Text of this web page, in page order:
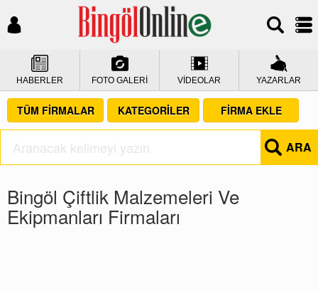
HABERLER FOTO GALERİ VİDEOLAR YAZARLAR
TÜM FİRMALAR KATEGORİLER FİRMA EKLE
ARA
Bingöl Çiftlik Malzemeleri Ve
Ekipmanları Firmaları